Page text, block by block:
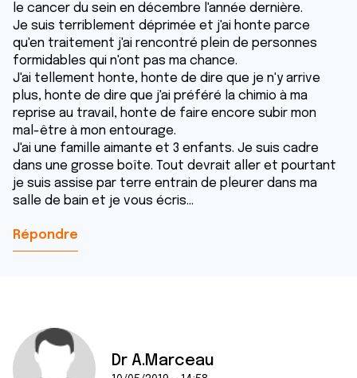
le cancer du sein en décembre l'année dernière.
Je suis terriblement déprimée et j'ai honte parce
qu'en traitement j'ai rencontré plein de personnes
formidables qui n'ont pas ma chance.
J'ai tellement honte, honte de dire que je n'y arrive
plus, honte de dire que j'ai préféré la chimio à ma
reprise au travail, honte de faire encore subir mon
mal-être à mon entourage.
J'ai une famille aimante et 3 enfants. Je suis cadre
dans une grosse boîte. Tout devrait aller et pourtant
je suis assise par terre entrain de pleurer dans ma
salle de bain et je vous écris...
Répondre
Dr A.Marceau